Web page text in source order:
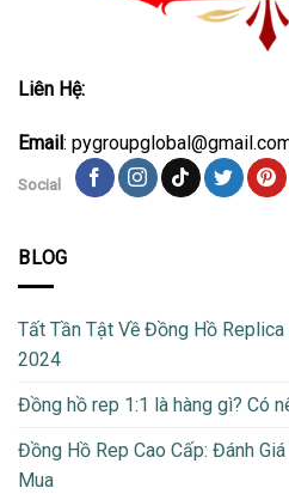
Liên Hệ:
Email :
Social
BLOG
Tất Tần Tật Về Đồng Hồ
2024
Đồng hồ rep 1:1 là hàng gì? Có
Đồng Hồ Rep Cao Cấp: Đánh
Mua